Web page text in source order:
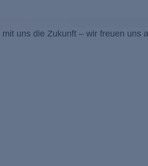
uns die Zukunft – wir freuen uns